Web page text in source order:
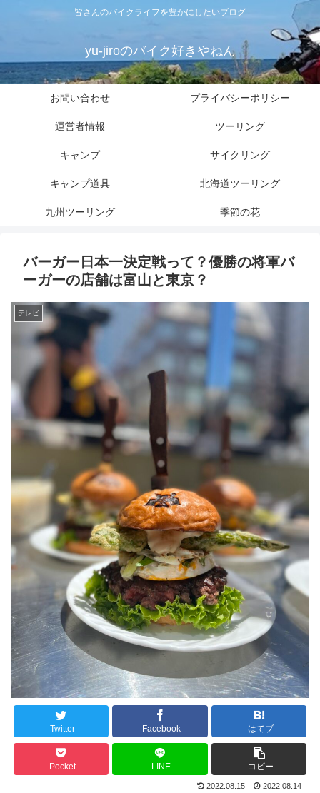
皆さんのバイクライフを豊かにしたいブログ
yu-jiroのバイク好きやねん
お問い合わせ プライバシーポリシー
運営者情報 ツーリング
キャンプ サイクリング
キャンプ道具 北海道ツーリング
九州ツーリング 季節の花
バーガー日本一決定戦って？優勝の将軍バ
ーガーの店舗は富山と東京？
テレビ
Twitter Facebook はてブ
Pocket LINE コピー
2022.08.15 2022.08.14